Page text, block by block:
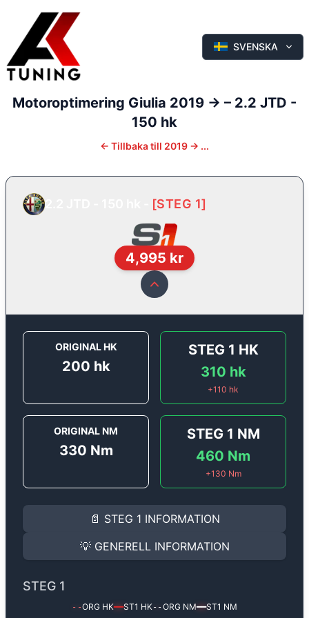
SVENSKA
Motoroptimering Giulia 2019 -> – 2.2 JTD -
150 hk
← Tillbaka till 2019 -> ...
[STEG 1]
4,995 kr
ORIGINAL HK
200 hk
STEG 1 HK
310 hk
+110 hk
ORIGINAL NM
330 Nm
STEG 1 NM
460 Nm
+130 Nm
📄 STEG 1 INFORMATION
INFORMATION
Steg 1
Alfa Romeo Giulia 2.2
Effekten ökar från200 hktill310 hkoch
(+110 hk & +130 Nm).
Ger mer effekt, högre vridmoment, lägre
Steg 1 mjukvara justerar vi ett antal
💡 GENERELL INFORMATION
✅ All mjukvara är skräddarsydd för din bil
✅ Felsökning inann samt efter optimering
STEG 1
--ORG HK━━ST1 HK--ORG NM━━ST1 NM